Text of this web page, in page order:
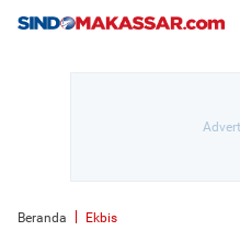
Beranda Ekbis